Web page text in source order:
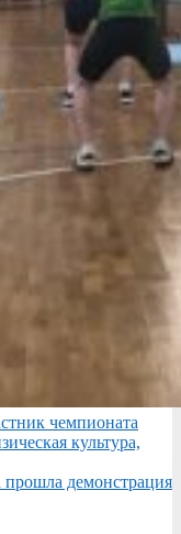
чемпионата
культура,
прошла демонстрация